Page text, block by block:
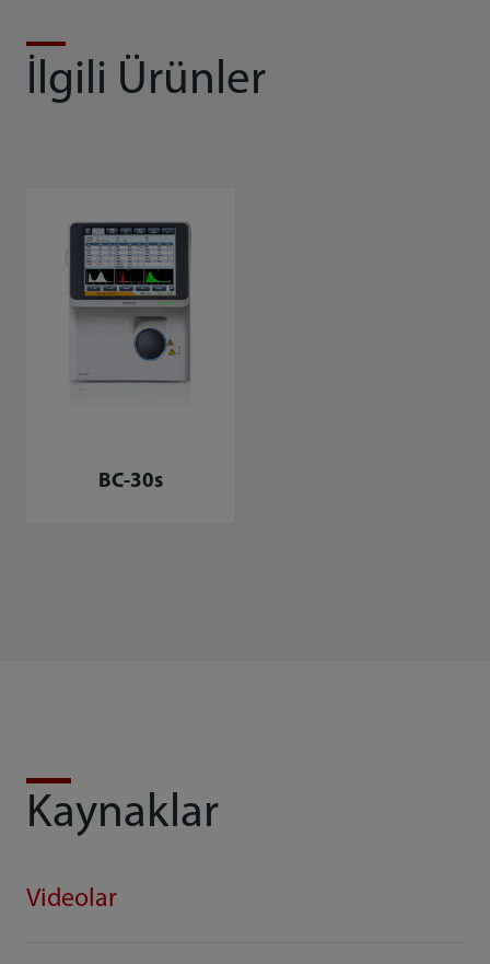
İlgili Ürünler
BC-30s
Kaynaklar
Videolar